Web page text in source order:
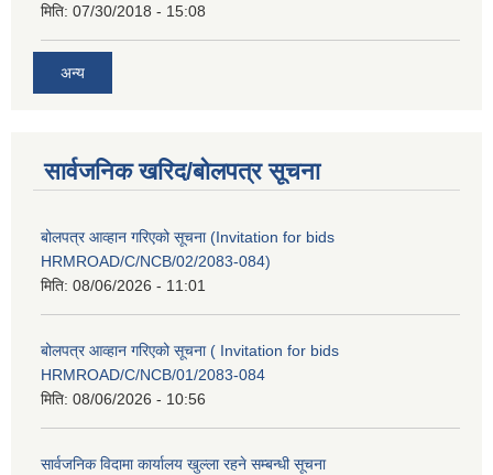
मिति: 07/30/2018 - 15:08
अन्य
सार्वजनिक खरिद/बोलपत्र सूचना
बोलपत्र आव्हान गरिएको सूचना (Invitation for bids
HRMROAD/C/NCB/02/2083-084)
मिति: 08/06/2026 - 11:01
बोलपत्र आव्हान गरिएको सूचना ( Invitation for bids
HRMROAD/C/NCB/01/2083-084
मिति: 08/06/2026 - 10:56
सार्वजनिक विदामा कार्यालय खुल्ला रहने सम्बन्धी सूचना